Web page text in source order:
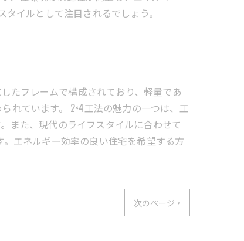
イルとして注目されるでしょう。
たフレームで構成されており、軽量であ
れています。 2×4工法の魅力の一つは、工
また、現代のライフスタイルに合わせて
エネルギー効率の良い住宅を希望する方
次のページ >